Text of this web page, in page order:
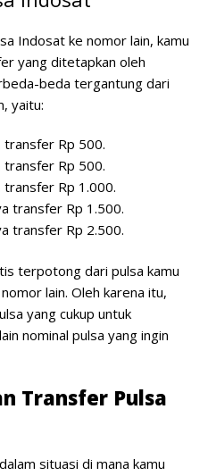
Indosat ke nomor lain, kamu
yang ditetapkan oleh
beda tergantung dari
yaitu:
transfer Rp 500.
transfer Rp 500.
transfer Rp 1.000.
transfer Rp 1.500.
transfer Rp 2.500.
terpotong dari pulsa kamu
lain. Oleh karena itu,
yang cukup untuk
nominal pulsa yang ingin
Transfer Pulsa
situasi di mana kamu